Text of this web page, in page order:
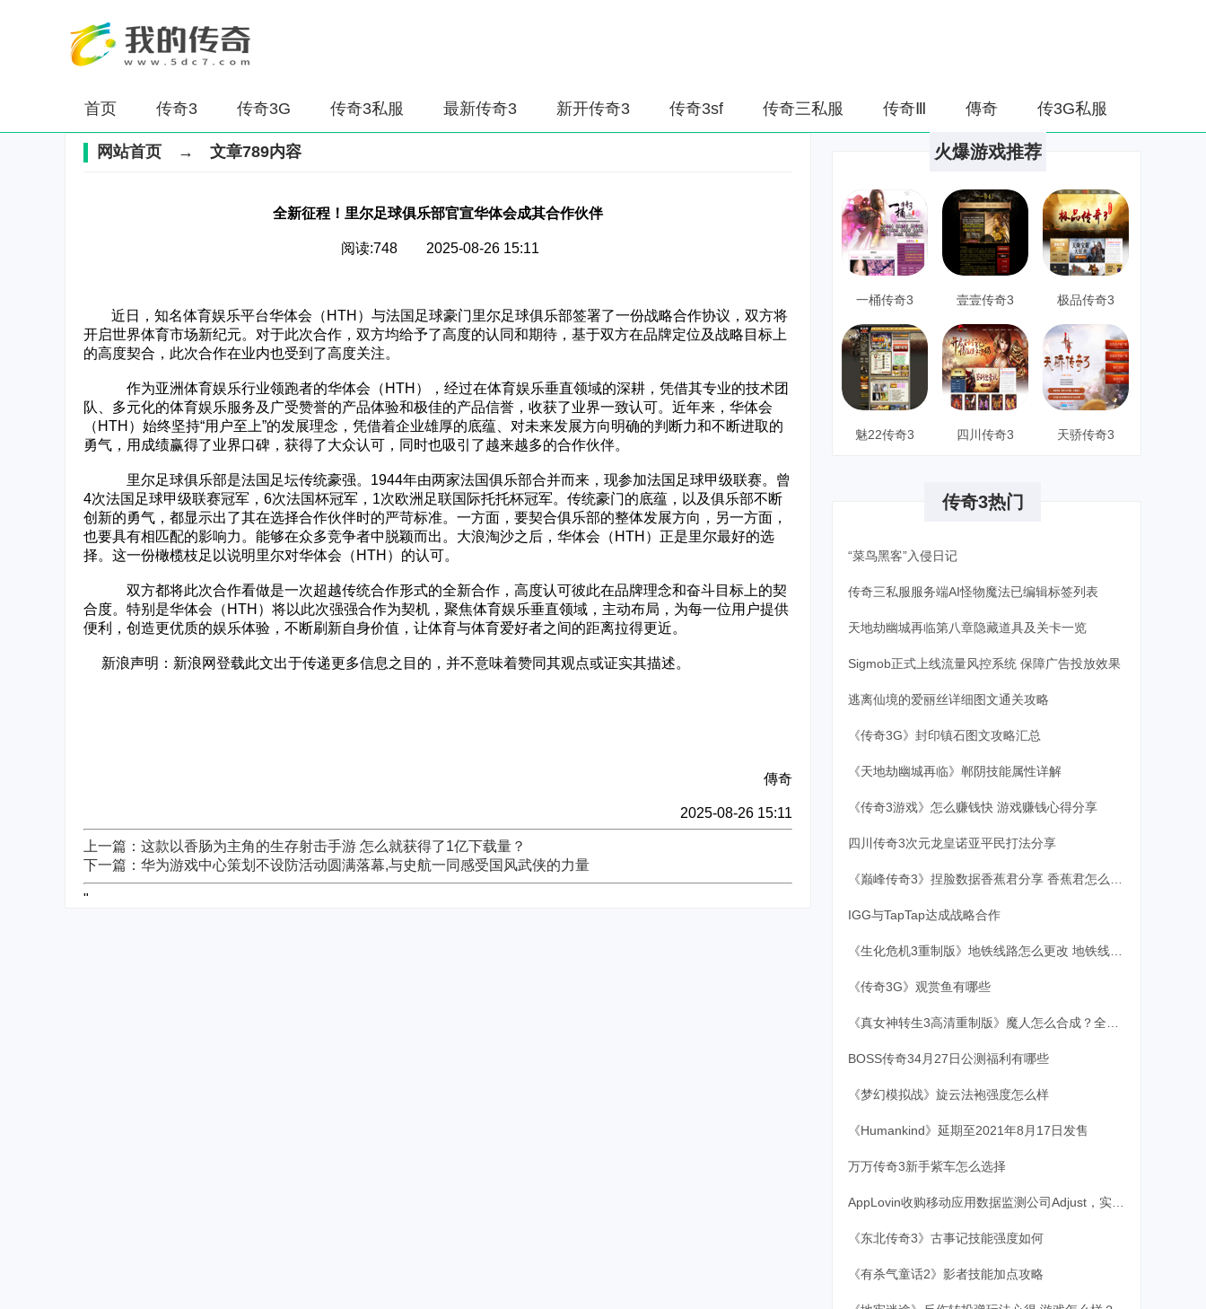
首页 传奇3 传奇3G 传奇3私服 最新传奇3 新开传奇3 传奇3sf 传奇三私服 传奇Ⅲ 傳奇 传3G私服
网站首页 → 文章789内容
全新征程！里尔足球俱乐部官宣华体会成其合作伙伴
阅读:748 2025-08-26 15:11
‌‍近日，知名体育娱乐平台华体会（HTH）与法国足球豪门里尔足球俱乐部签署了一份战略合作协议，双方将
开启世界体育市场新纪元。对于此次合作，双方均给予了高度的认同和期待，基于双方在品牌定位及战略目标上
的高度契合，此次合作在业内也受到了高度关注。
作为亚洲体育娱乐行业领跑者的华体会（HTH），经过在体育娱乐垂直领域的深耕，凭借其专业的技术团
队、多元化的体育娱乐服务及广受赞誉的产品体验和极佳的产品信誉，收获了业界一致认可。近年来，华体会
（HTH）始终坚持“用户至上”的发展理念，凭借着企业雄厚的底蕴、对未来发展方向明确的判断力和不断进取的
勇气，用成绩赢得了业界口碑，获得了大众认可，同时也吸引了越来越多的合作伙伴。
里尔足球俱乐部是法国足坛传统豪强。1944年由两家法国俱乐部合并而来，现参加法国足球甲级联赛。曾
4次法国足球甲级联赛冠军，6次法国杯冠军，1次欧洲足联国际托托杯冠军。传统豪门的底蕴，以及俱乐部不断
创新的勇气，都显示出了其在选择合作伙伴时的严苛标准。一方面，要契合俱乐部的整体发展方向，另一方面，
也要具有相匹配的影响力。能够在众多竞争者中脱颖而出。大浪淘沙之后，华体会（HTH）正是里尔最好的选
择。这一份橄榄枝足以说明里尔对华体会（HTH）的认可。
双方都将此次合作看做是一次超越传统合作形式的全新合作，高度认可彼此在品牌理念和奋斗目标上的契
合度。特别是华体会（HTH）将以此次强强合作为契机，聚焦体育娱乐垂直领域，主动布局，为每一位用户提供
便利，创造更优质的娱乐体验，不断刷新自身价值，让体育与体育爱好者之间的距离拉得更近。
新浪声明：新浪网登载此文出于传递更多信息之目的，并不意味着赞同其观点或证实其描述。
傳奇
2025-08-26 15:11
上一篇：这款以香肠为主角的生存射击手游 怎么就获得了1亿下载量？
下一篇：华为游戏中心策划不设防活动圆满落幕,与史航一同感受国风武侠的力量
"
火爆游戏推荐
一桶传奇3 壹壹传奇3 极品传奇3
魅22传奇3 四川传奇3 天骄传奇3
传奇3热门
“菜鸟黑客”入侵日记
传奇三私服服务端AI怪物魔法已编辑标签列表
天地劫幽城再临第八章隐藏道具及关卡一览
Sigmob正式上线流量风控系统 保障广告投放效果
逃离仙境的爱丽丝详细图文通关攻略
《传奇3G》封印镇石图文攻略汇总
《天地劫幽城再临》郸阴技能属性详解
《传奇3游戏》怎么赚钱快 游戏赚钱心得分享
四川传奇3次元龙皇诺亚平民打法分享
IGG与TapTap达成战略合作
《生化危机3重制版》地铁线路怎么更改 地铁线路更改指南
《传奇3G》观赏鱼有哪些
BOSS传奇34月27日公测福利有哪些
《梦幻模拟战》旋云法袍强度怎么样
《Humankind》延期至2021年8月17日发售
万万传奇3新手紫车怎么选择
《东北传奇3》古事记技能强度如何
《有杀气童话2》影者技能加点攻略